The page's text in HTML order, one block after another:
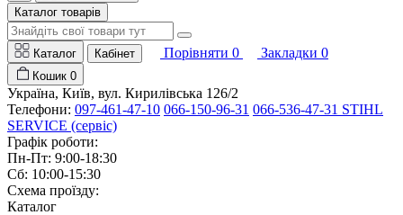
Каталог товарів
Каталог Кабінет Порівняти 0 Закладки 0
Кошик 0
Україна, Київ, вул. Кирилівська 126/2
Телефони: 097-461-47-10 066-150-96-31 066-536-47-31 STIHL
SERVICE (сервіс)
Графік роботи:
Пн-Пт: 9:00-18:30
Сб: 10:00-15:30
Схема проїзду:
Каталог